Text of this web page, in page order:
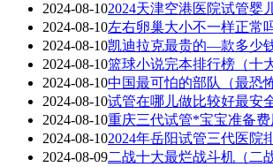
2024-08-102024天津空港医院试管婴
2024-08-10左右卵巢大小不一样正常
2024-08-10凯迪拉克最贵的—款多少
2024-08-10篮球小说完本排行榜（十
2024-08-10中国最可怕的部队（最恐
2024-08-10试管在哪儿做比较好最安
2024-08-10重庆三代试管*宝宝准备费
2024-08-102024年岳阳试管三代医院
2024-08-09二战十大最烂战斗机（二